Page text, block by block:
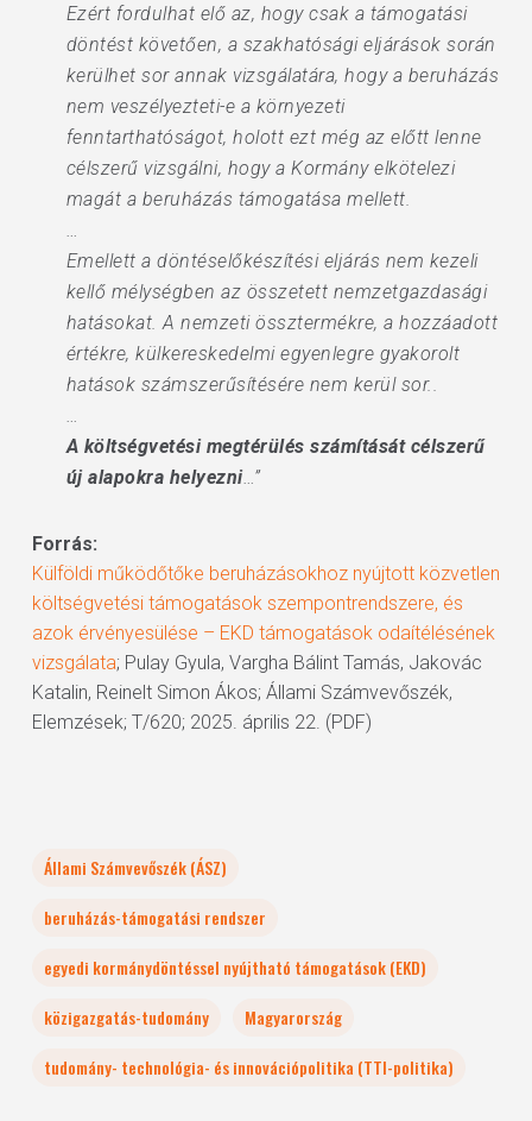
Ezért fordulhat elő az, hogy csak a támogatási
döntést követően, a szakhatósági eljárások során
kerülhet sor annak vizsgálatára, hogy a beruházás
nem veszélyezteti-e a környezeti
fenntarthatóságot, holott ezt még az előtt lenne
célszerű vizsgálni, hogy a Kormány elkötelezi
magát a beruházás támogatása mellett.
…
Emellett a döntéselőkészítési eljárás nem kezeli
kellő mélységben az összetett nemzetgazdasági
hatásokat. A nemzeti össztermékre, a hozzáadott
értékre, külkereskedelmi egyenlegre gyakorolt
hatások számszerűsítésére nem kerül sor..
…
A költségvetési megtérülés számítását célszerű
új alapokra helyezni…”
Forrás:
Külföldi működőtőke beruházásokhoz nyújtott közvetlen
költségvetési támogatások szempontrendszere, és
azok érvényesülése – EKD támogatások odaítélésének
vizsgálata; Pulay Gyula, Vargha Bálint Tamás, Jakovác
Katalin, Reinelt Simon Ákos; Állami Számvevőszék,
Elemzések; T/620; 2025. április 22. (PDF)
Állami Számvevőszék (ÁSZ)
beruházás-támogatási rendszer
egyedi kormánydöntéssel nyújtható támogatások (EKD)
közigazgatás-tudomány
Magyarország
tudomány- technológia- és innovációpolitika (TTI-politika)